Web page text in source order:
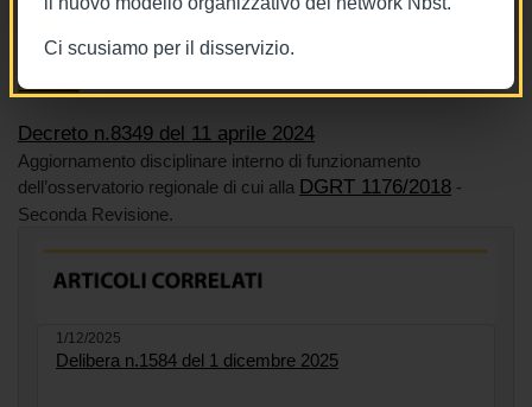
Ci scusiamo per il disservizio.
Tags Toscana
BURT Bollettino della regione toscana
Violenza
Decreto n.8349 del 11 aprile 2024
Aggiornamento disciplinare interno di funzionamento
dell’osservatorio regionale di cui alla DGRT 1176/2018 -
Seconda Revisione.
1/12/2025
Delibera n.1584 del 1 dicembre 2025